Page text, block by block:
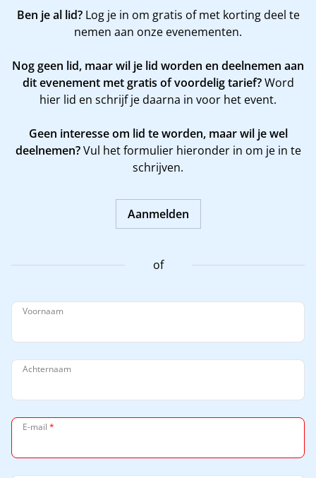
Ben je al lid?Log je in om gratis of met korting deel te
nemen aan onze evenementen.
Nog geen lid, maar wil je lid worden en deelnemen aan
dit evenement met gratis of voordelig tarief?Word
hier lid en schrijf je daarna in voor het event.
Geen interesse om lid te worden, maar wil je wel
deelnemen?Vul het formulier hieronder in om je in te
schrijven.
Aanmelden
of
Voornaam
Achternaam
E-mail *